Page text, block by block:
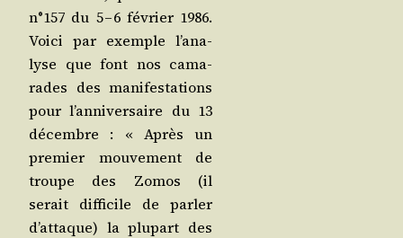
n°157 du 5 – 6 février 1986.
Voi­ci par exemple l’a­na­
lyse que font nos cama­
rades des mani­fes­ta­tions
pour l’an­ni­ver­saire du 13
décembre : « Après un
pre­mier mou­ve­ment de
troupe des Zomos (il
serait dif­fi­cile de par­ler
d’at­taque) la plu­part des